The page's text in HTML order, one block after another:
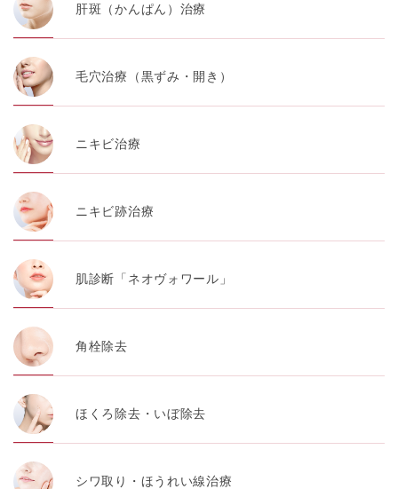
肝斑（かんぱん）治療
毛穴治療（黒ずみ・開き）
ニキビ治療
ニキビ跡治療
肌診断「ネオヴォワール」
角栓除去
ほくろ除去・いぼ除去
シワ取り・ほうれい線治療